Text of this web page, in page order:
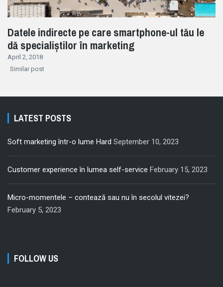
Datele indirecte pe care smartphone-ul tău le
dă specialiștilor în marketing
April 2, 2018
Similar post
LATEST POSTS
Soft marketing într-o lume Hard September 10, 2023
Customer experience în lumea self-service February 15, 2023
Micro-momentele – contează sau nu în secolul vitezei?
February 5, 2023
FOLLOW US